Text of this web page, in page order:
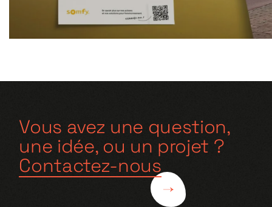
Vous avez une question,
une idée, ou un projet ?
Contactez-nous